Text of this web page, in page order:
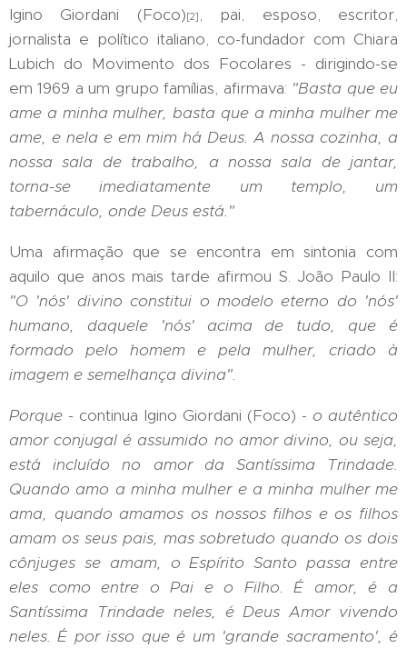
Igino Giordani (Foco) [2] , pai, esposo, escritor,
jornalista e político italiano, co-fundador com Chiara
Lubich do Movimento dos Focolares - dirigindo-se
em 1969 a um grupo famílias, afirmava: "Basta que eu
ame a minha mulher, basta que a minha mulher me
ame, e nela e em mim há Deus. A nossa cozinha, a
nossa sala de trabalho, a nossa sala de jantar,
torna-se imediatamente um templo, um
tabernáculo, onde Deus está."
Uma afirmação que se encontra em sintonia com
aquilo que anos mais tarde afirmou S. João Paulo II:
"O 'nós' divino constitui o modelo eterno do 'nós'
humano, daquele 'nós' acima de tudo, queé
formado pelo homem e pela mulher, criado à
imagem e semelhança divina".
Porque - continua Igino Giordani (Foco) - o autêntico
amor conjugalé assumido no amor divino, ou seja,
está incluído no amor da Santíssima Trindade.
Quando amo a minha mulher e a minha mulher me
ama, quando amamos os nossos filhos e os filhos
amam os seus pais, mas sobretudo quando os dois
cônjuges se amam, o Espírito Santo passa entre
eles como entre o Pai e o Filho. É amor,é a
Santíssima Trindade neles, éDeus Amor vivendo
neles. É por isso queé um 'grande sacramento',é